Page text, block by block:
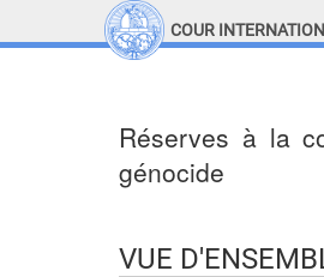
COUR
Réserves à la
génocide
VUE
Top Menu